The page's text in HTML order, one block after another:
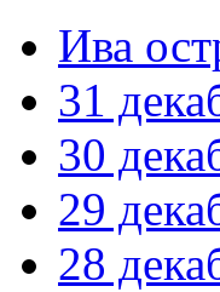
Ива
31
30
29
28